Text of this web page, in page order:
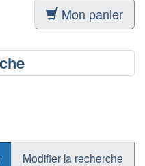
Mon panier
Modifier la recherche